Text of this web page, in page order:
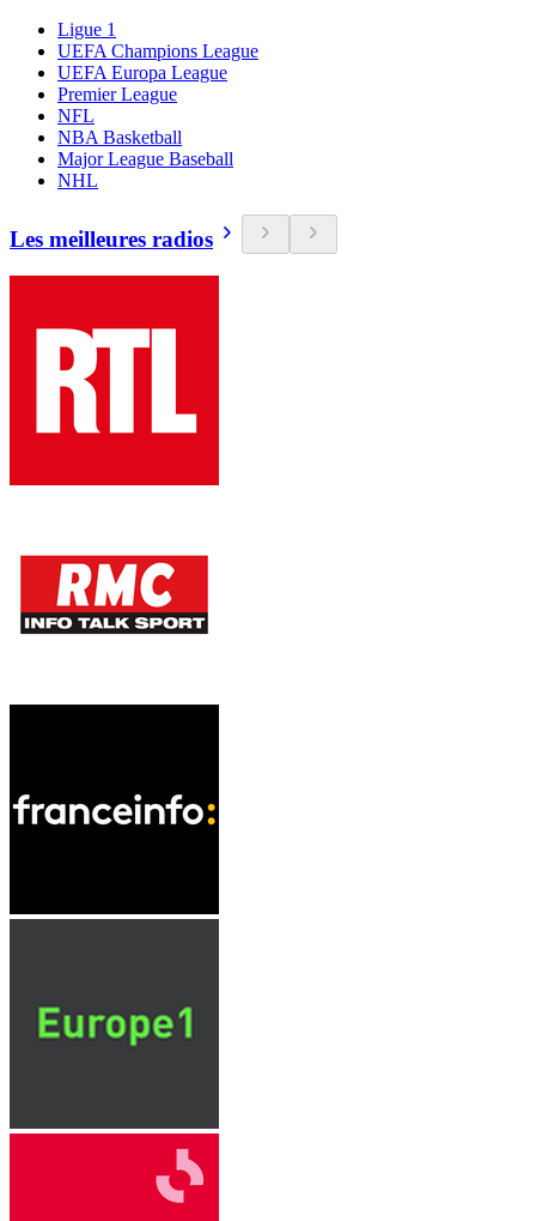
Ligue 1
UEFA Champions League
UEFA Europa League
Premier League
NFL
NBA Basketball
Major League Baseball
NHL
Les meilleures radios